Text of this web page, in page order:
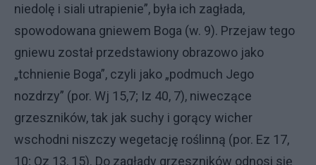
niedolę i siali utrapie­nie”, była ich zagłada,
spowodowana gniewem Boga (w. 9). Przejaw tego
gniewu został przedstawiony obrazo­wo jako
„tchnienie Boga”, czyli jako „podmuch Jego
nozdrzy” (por. Wj 15,7; Iz 40, 7), niweczące
grzeszników, tak jak suchy i gorący wicher
wschod­ni niszczy wegetację roślinną (por. Ez 17,
10; Oz 13, 15). Do zagłady grzeszników odnosi się